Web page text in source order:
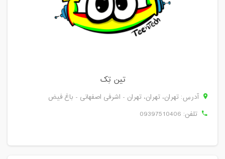
تین تِک
آدرس: تهران، تهران، تهران - اشرفی اصفهانی - باغ فیض
تلفن: 09397510406